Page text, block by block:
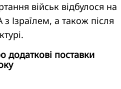
військ відбулося на
Ізраїлем, а також після
додаткові поставки